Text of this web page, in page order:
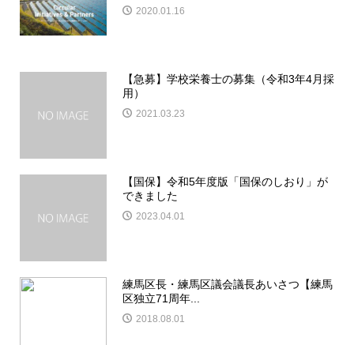
2020.01.16
【急募】学校栄養士の募集（令和3年4月採
用）
2021.03.23
【国保】令和5年度版「国保のしおり」が
できました
2023.04.01
練馬区長・練馬区議会議長あいさつ【練馬
区独立71周年...
2018.08.01